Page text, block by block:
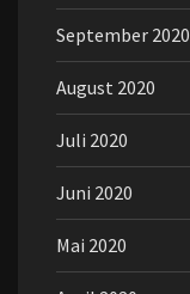
September 2020
August 2020
Juli 2020
Juni 2020
Mai 2020